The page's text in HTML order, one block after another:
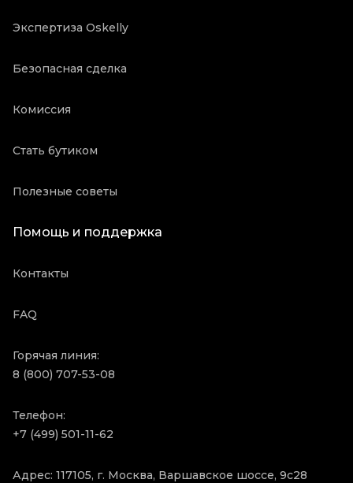
Экспертиза Oskelly
Безопасная сделка
Комиссия
Стать бутиком
Полезные советы
Помощь и поддержка
Контакты
FAQ
Горячая линия:
8 (800) 707-53-08
Телефон:
+7 (499) 501-11-62
Адрес: 117105, г. Москва, Варшавское шоссе, 9с28